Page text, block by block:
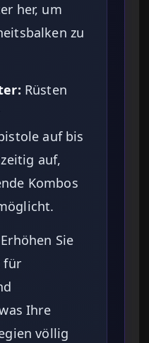
her, um
zu
Rüsten
auf bis
auf,
Kombos
Erhöhen Sie
für
Ihre
völlig